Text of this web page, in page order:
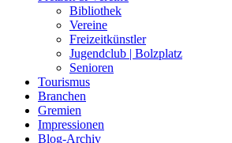
Bibliothek
Vereine
Freizeitkünstler
Jugendclub | Bolzplatz
Senioren
Tourismus
Branchen
Gremien
Impressionen
Blog-Archiv